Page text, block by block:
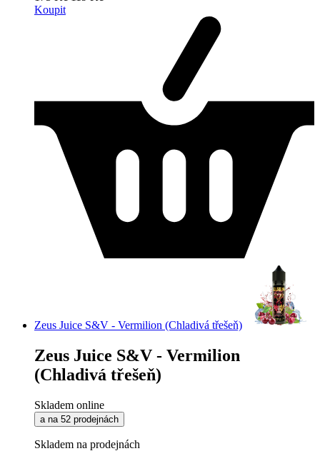
Koupit
Zeus Juice S&V - Vermilion (Chladivá třešeň)
Zeus Juice S&V - Vermilion
(Chladivá třešeň)
Skladem online
a na 52 prodejnách
Skladem na prodejnách